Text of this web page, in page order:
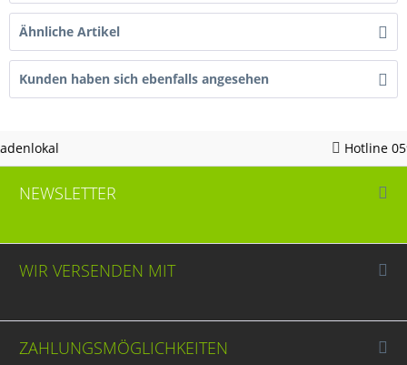
Ähnliche Artikel
Kunden haben sich ebenfalls angesehen
Hotline 05963 - 982823
NEWSLETTER
WIR VERSENDEN MIT
ZAHLUNGSMÖGLICHKEITEN